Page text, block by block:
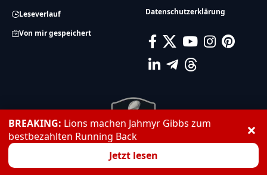
Leseverlauf
Von mir gespeichert
Datenschutzerklärung
BREAKING: Lions machen Jahmyr Gibbs zum
bestbezahlten Running Back
Jetzt lesen
×